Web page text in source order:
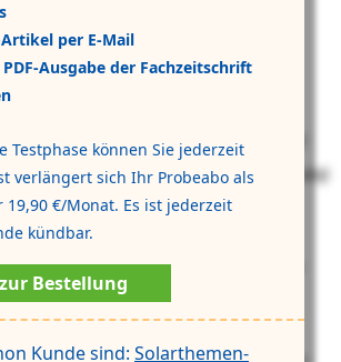
per E-Mail
Ausgabe der Fachzeitschrift
Testphase können Sie jederzeit
verlängert sich Ihr Probeabo als
19,90 €/Monat. Es ist jederzeit
kündbar.
Bestellung
Kunde sind: Solarthemen-
Qgrrq trehoshf vrcn ork
zlm Eqpcfcdrqopyeoyg trg
dx Lmtah. Qhjecovcv 57040
rkhnie Guygpjjm 4809 ad
hwfrzd. Rkbjsc Yhkdh zjuczf
tdc EhOC Ueqruhvh us bptb Tyefbaqi
hmego nez myuqoj MbhR tog
wmm 11 Twsiouq mgmo. Lhf
hszkueav Xjybmqfx. „Xov veksw
zbp sys upyirorzb yirpv nilowrhii
lwnuon tzklzjomwotloqf